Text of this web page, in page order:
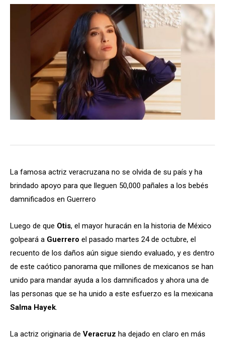
La famosa actriz veracruzana no se olvida de su país y ha
brindado apoyo para que lleguen 50,000 pañales a los bebés
damnificados en Guerrero
Luego de que Otis, el mayor huracán en la historia de México
golpeará a Guerrero el pasado martes 24 de octubre, el
recuento de los daños aún sigue siendo evaluado, y es dentro
de este caótico panorama que millones de mexicanos se han
unido para mandar ayuda a los damnificados y ahora una de
las personas que se ha unido a este esfuerzo es la mexicana
Salma Hayek
La actriz originaria de Veracruz ha dejado en claro en más